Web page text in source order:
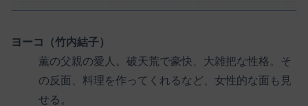
ヨーコ（竹内結子）
薫の父親の愛人。破天荒で豪快、大雑把な性格。そ
の反面、料理を作ってくれるなど、女性的な面も見
せる。